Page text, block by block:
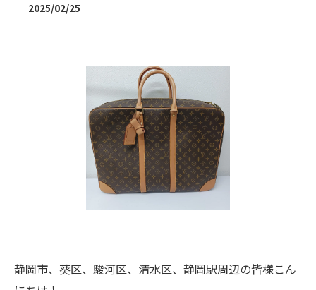
2025/02/25
静岡市、葵区、駿河区、清水区、静岡駅周辺の皆様こん